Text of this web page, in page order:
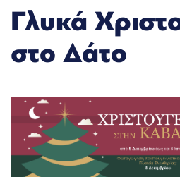
Γλυκά
στο Δάτο